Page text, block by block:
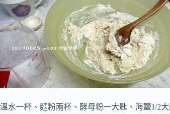
溫水一杯、麵粉兩杯、酵母粉一大匙、海鹽1/2